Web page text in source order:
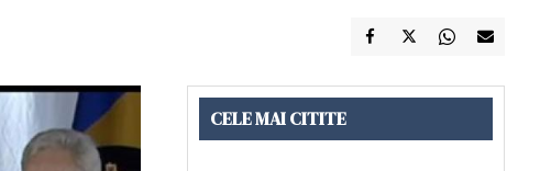
CELE MAI CITITE